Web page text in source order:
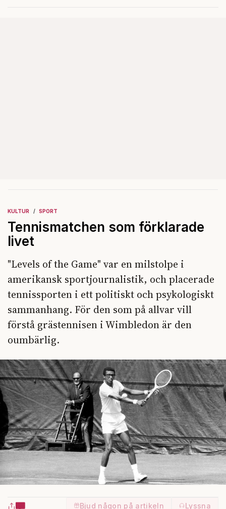
KULTUR SPORT
Tennismatchen som förklarade
livet
"Levels of the Game" var en milstolpe i
amerikansk sportjournalistik, och placerade
tennissporten i ett politiskt och psykologiskt
sammanhang. För den som på allvar vill
förstå grästennisen i Wimbledon är den
oumbärlig.
Bjud någon på artikeln Lyssna